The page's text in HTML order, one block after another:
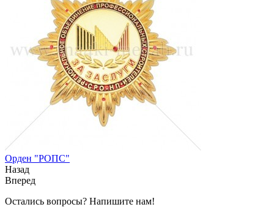
Орден "РОПС"
Назад
Вперед
Остались вопросы? Напишите нам!